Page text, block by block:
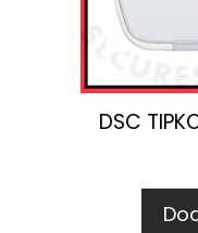
DSC